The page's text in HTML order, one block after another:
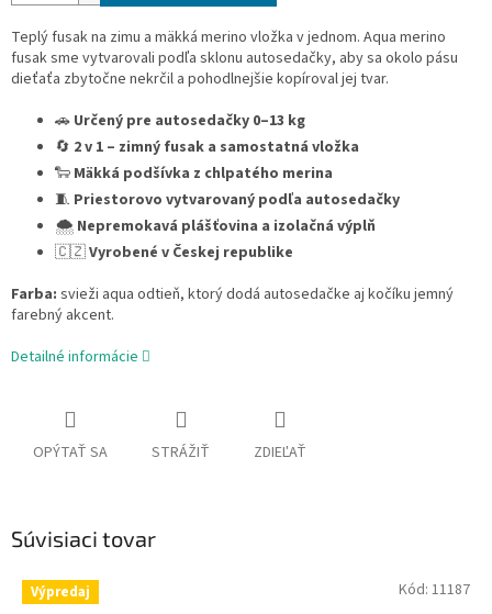
Teplý fusak na zimu a mäkká merino vložka v jednom. Aqua merino
fusak sme vytvarovali podľa sklonu autosedačky, aby sa okolo pásu
dieťaťa zbytočne nekrčil a pohodlnejšie kopíroval jej tvar.
🚗 Určený pre autosedačky 0–13 kg
🔄 2 v 1 – zimný fusak a samostatná vložka
🐑 Mäkká podšívka z chlpatého merina
🧵 Priestorovo vytvarovaný podľa autosedačky
🌨️ Nepremokavá plášťovina a izolačná výplň
🇨🇿Vyrobené v Českej republike
Farba: svieži aqua odtieň, ktorý dodá autosedačke aj kočíku jemný
farebný akcent.
Detailné informácie
OPÝTAŤ SA STRÁŽIŤ ZDIEĽAŤ
Súvisiaci tovar
Výpredaj Kód: 11187